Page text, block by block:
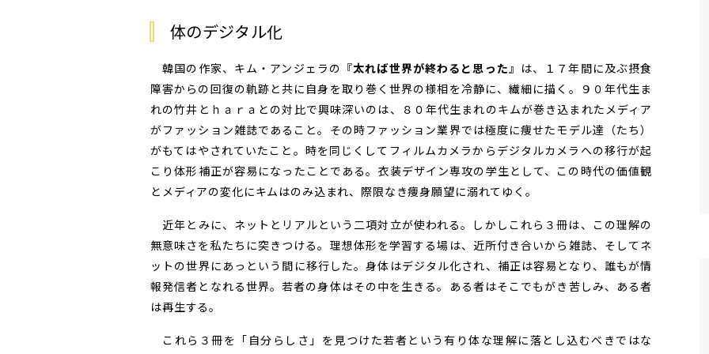
体のデジタル化
韓国の作家、キム・アンジェラの『太れば世界が終わると思った』は、１７年間に及ぶ摂食
障害からの回復の軌跡と共に自身を取り巻く世界の様相を冷静に、繊細に描く。９０年代生ま
れの竹井とｈａｒａとの対比で興味深いのは、８０年代生まれのキムが巻き込まれたメディア
がファッション雑誌であること。その時ファッション業界では極度に痩せたモデル達（たち）
がもてはやされていたこと。時を同じくしてフィルムカメラからデジタルカメラへの移行が起
こり体形補正が容易になったことである。衣装デザイン専攻の学生として、この時代の価値観
とメディアの変化にキムはのみ込まれ、際限なき痩身願望に溺れてゆく。
近年とみに、ネットとリアルという二項対立が使われる。しかしこれら３冊は、この理解の
無意味さを私たちに突きつける。理想体形を学習する場は、近所付き合いから雑誌、そしてネ
ットの世界にあっという間に移行した。身体はデジタル化され、補正は容易となり、誰もが情
報発信者となれる世界。若者の身体はその中を生きる。ある者はそこでもがき苦しみ、ある者
は再生する。
これら３冊を「自分らしさ」を見つけた若者という有り体な理解に落とし込むべきではな